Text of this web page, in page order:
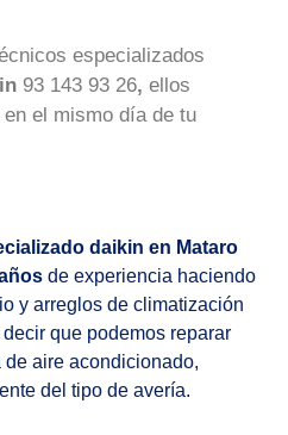
especializados
93 143 93 26, ellos
el mismo día de tu
daikin en Mataro
de experiencia haciendo
y arreglos de climatización
que podemos reparar
aire acondicionado,
del tipo de avería.